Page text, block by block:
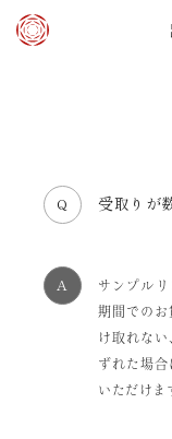
受取りが
サンプル
期間でのお
け取れな
ずれた場合
いただけま